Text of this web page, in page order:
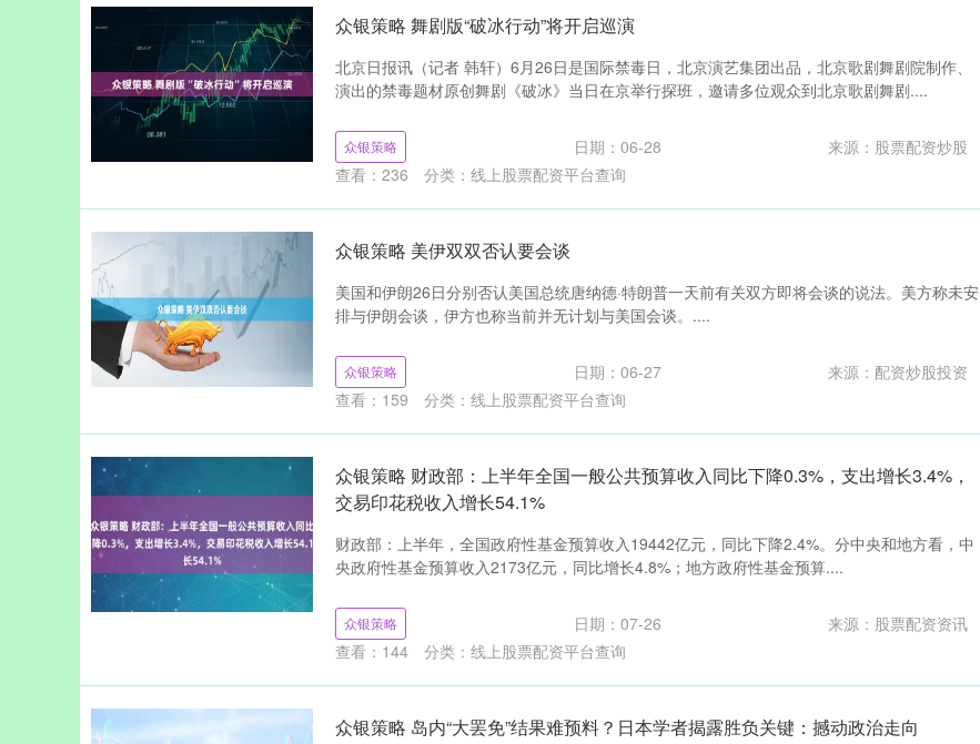
众银策略 舞剧版“破冰行动”将开启巡演
北京日报讯（记者 韩轩）6月26日是国际禁毒日，北京演艺集团出品，北京歌剧舞剧院制作、
演出的禁毒题材原创舞剧《破冰》当日在京举行探班，邀请多位观众到北京歌剧舞剧....
众银策略 日期：06-28
来源：股票配资炒股
查看： 236 分类： 线上股票配资平台查询
众银策略 美伊双双否认要会谈
美国和伊朗26日分别否认美国总统唐纳德·特朗普一天前有关双方即将会谈的说法。美方称未安
排与伊朗会谈，伊方也称当前并无计划与美国会谈。....
众银策略 日期：06-27
来源：配资炒股投资
查看： 159 分类： 线上股票配资平台查询
众银策略 财政部：上半年全国一般公共预算收入同比下降0.3%，支出增长3.4%，
交易印花税收入增长54.1%
财政部：上半年，全国政府性基金预算收入19442亿元，同比下降2.4%。分中央和地方看，中
央政府性基金预算收入2173亿元，同比增长4.8%；地方政府性基金预算....
众银策略 日期：07-26
来源：股票配资资讯
查看： 144 分类： 线上股票配资平台查询
众银策略 岛内“大罢免”结果难预料？日本学者揭露胜负关键：撼动政治走向